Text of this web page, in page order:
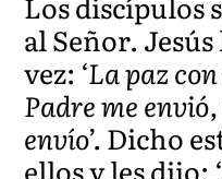
al Señor.
vez: ‘La paz
Padre me
envío’.Dicho
ellos y les dijo: